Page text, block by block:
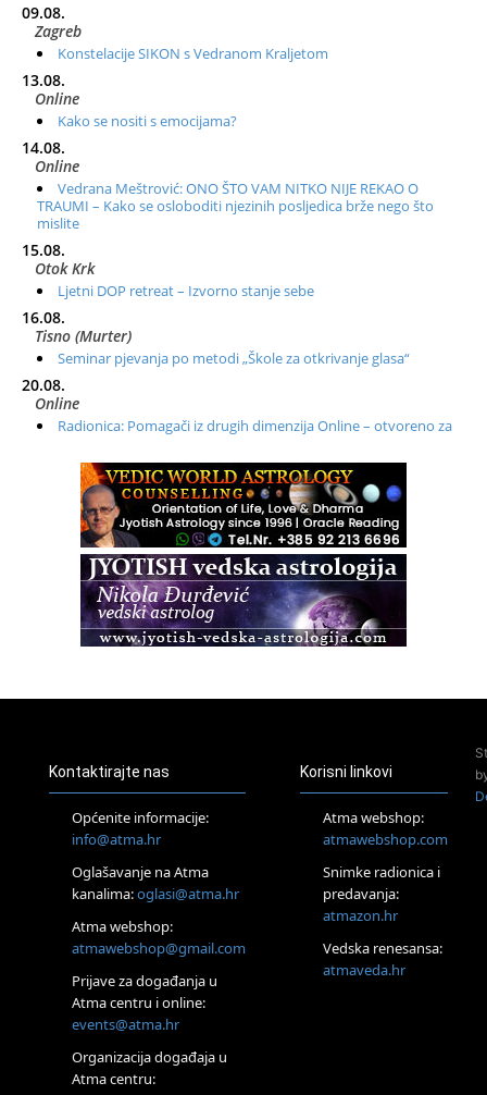
09.08.
Zagreb
Konstelacije SIKON s Vedranom Kraljetom
13.08.
Online
Kako se nositi s emocijama?
14.08.
Online
Vedrana Meštrović: ONO ŠTO VAM NITKO NIJE REKAO O
TRAUMI – Kako se osloboditi njezinih posljedica brže nego što
mislite
15.08.
Otok Krk
Ljetni DOP retreat – Izvorno stanje sebe
16.08.
Tisno (Murter)
Seminar pjevanja po metodi „Škole za otkrivanje glasa“
20.08.
Online
Radionica: Pomagači iz drugih dimenzija Online – otvoreno za
Zagreb+Online
Osnovni ThetaHealing® tečaj, Zagreb i Online
Zagreb
Osnovna radionica za izscjeljivanje pranom (Basic Pranic
Healing course)
Access BARS®, otpusti stres
Pjesma srca / Zagreb
Tečaj Višeg Vodstva, razvijanja intuicije i Akaša zapisa
Online
Upisi u program Profesionalni hipnoterapeut — nova
Online
Postanite Nositelj Vibracije Nove Zemlje
Visoko
Alemka Dauskardt – Jednodnevna radionica sistemskih
konstelacija
Kontaktirajte nas
Općenite informacije:
info@atma.hr
Oglašavanje na Atma
kanalima:oglasi@atma.hr
Atma webshop:
atmawebshop@gmail.com
Prijave za događanja u
Atma centru i online:
events@atma.hr
Organizacija događaja u
Atma centru:
Korisni linkovi
Atma webshop:
atmawebshop.com
Snimke radionica i
predavanja:
atmazon.hr
Vedska renesansa:
atmaveda.hr